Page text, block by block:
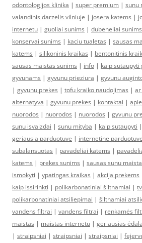
odontologijos klinika | super premium | sunu
valandinis darzelis vilniuje | josera katems |
internetu | guoliai sunims | dubeneliai sunims
konservai sunims | kaciu tualetas | sausas
katems | silikoninis kraikas | bentonitinis
sausas maistas sunims | info | kaip sutaupyti
gyvunams | gyvunu prieziura | gyvunu
| gyvunu prekes | tofu kraiko naudojimas |
alternatyva | gyvunu prekes | kontaktai |
nuorodos | nuorodos | nuorodos | gyvunu
sunu isvaizdai | sunu mityba | kaip sutaupyti |
geriausia parduotuve | internetine parduotuve
subalansuotas | pavadeliai katems |
katems | prekes sunims | sausas sunu
ismokyti | ypatingas kraikas | akcija prekems
kaip issirinkti | polikarbonatiniai šiltnamiai |
polikarbonatiniai atsiliepimai | šiltnamiai
vandens filtrai | vandens filtrai | renkamės
maistas | maistas internetu | geriausias
| straipsniai | straipsniai | straipsniai |